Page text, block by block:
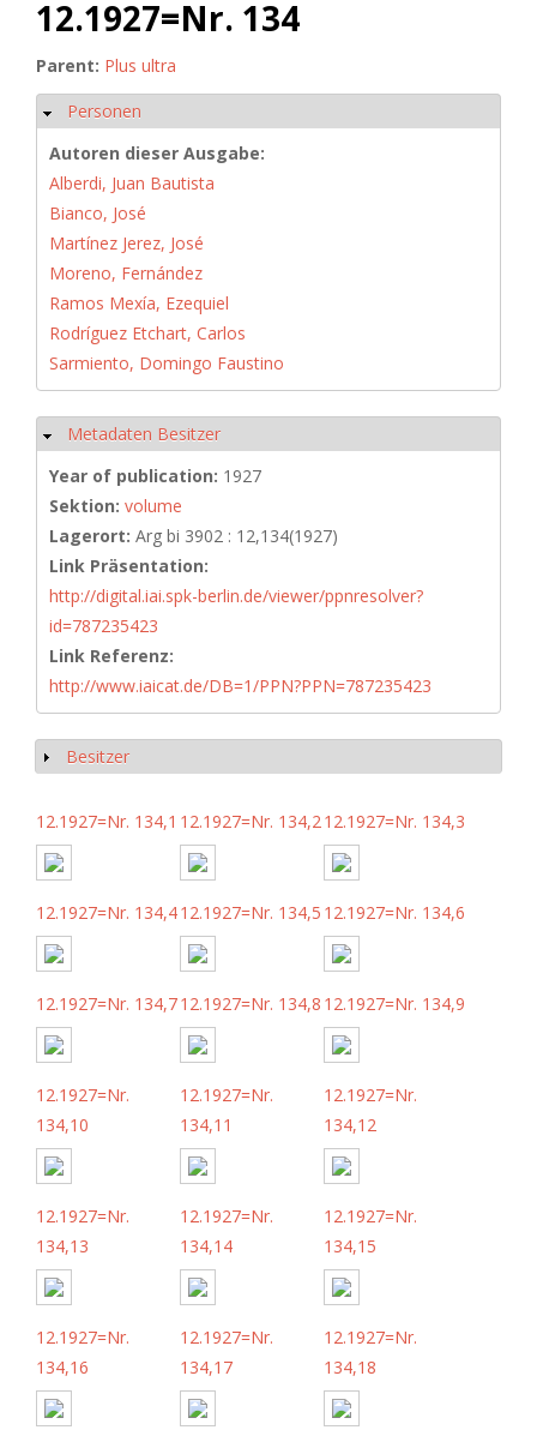
12.1927=Nr. 134
Parent: Plus ultra
Hide
Personen
Autoren dieser Ausgabe:
Alberdi, Juan Bautista
Bianco, José
Martínez Jerez, José
Moreno, Fernández
Ramos Mexía, Ezequiel
Rodríguez Etchart, Carlos
Sarmiento, Domingo Faustino
Hide
Metadaten Besitzer
Year of publication: 1927
Sektion: volume
Lagerort: Arg bi 3902 : 12,134(1927)
Link Präsentation:
http://digital.iai.spk-berlin.de/viewer/ppnresolver?
id=787235423
Link Referenz:
http://www.iaicat.de/DB=1/PPN?PPN=787235423
Show
Besitzer
12.1927=Nr. 134,1 12.1927=Nr. 134,2 12.1927=Nr. 134,3
12.1927=Nr. 134,412.1927=Nr. 134,5 12.1927=Nr. 134,6
12.1927=Nr. 134,712.1927=Nr. 134,8 12.1927=Nr. 134,9
12.1927=Nr.
134,10
12.1927=Nr.
134,11
12.1927=Nr.
134,12
12.1927=Nr.
134,13
12.1927=Nr.
134,14
12.1927=Nr.
134,15
12.1927=Nr.
134,16
12.1927=Nr.
134,17
12.1927=Nr.
134,18